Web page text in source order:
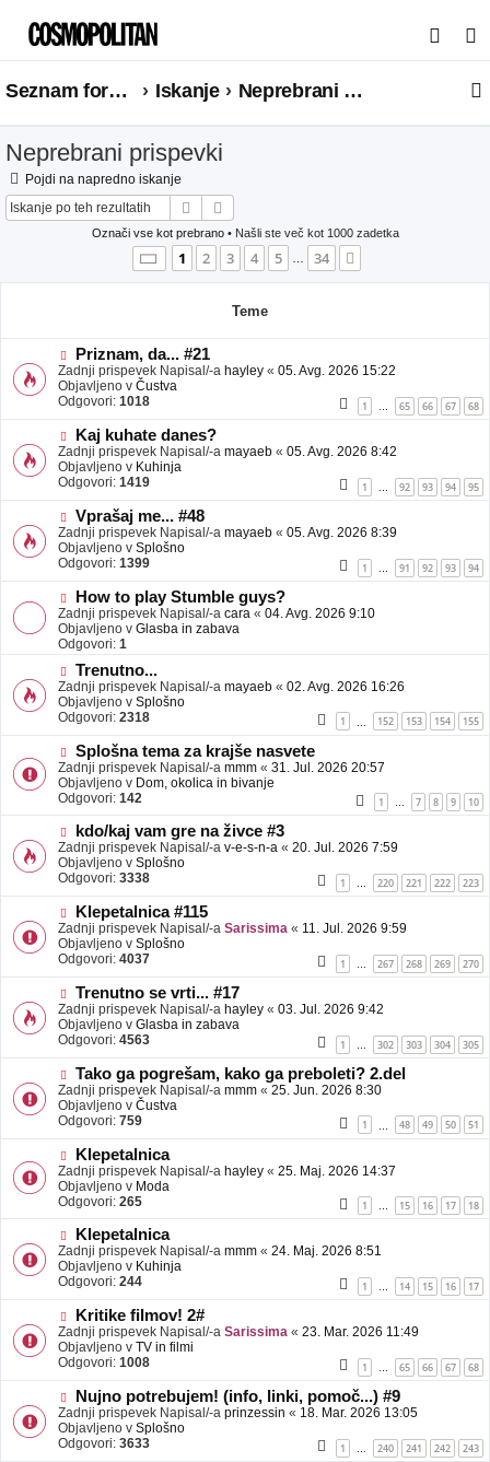
s
a
Seznam forumov Iskanje Neprebrani prispevki
Neprebrani prispevki
Pojdi na napredno iskanje
Iskanje
Označi vse kot prebrano• Našli ste več kot 1000 zadetka
Stran 1od34
1 2 3 4 5 … 34
Teme
N
o
v
e
b
a
v
e
Priznam, da... #21
Zadnji prispevek Napisal/-a hayley « 05. Avg. 2026 15:22
Objavljeno v Čustva
Odgovori: 1018 1 … 65 66 67 68
N
o
v
e
b
a
v
e
Kaj kuhate danes?
Zadnji prispevek Napisal/-a mayaeb « 05. Avg. 2026 8:42
Objavljeno v Kuhinja
Odgovori: 1419 1 … 92 93 94 95
N
o
v
e
b
a
v
e
Vprašaj me... #48
Zadnji prispevek Napisal/-a mayaeb « 05. Avg. 2026 8:39
Objavljeno v Splošno
Odgovori: 1399 1 91 92 93 94
N
o
v
e
o
b
j
a
v
e
How to play Stumble guys?
Zadnji prispevek Napisal/-a cara « 04. Avg. 2026 9:10
Objavljeno v Glasba in zabava
Odgovori: 1
N
o
v
e
o
b
a
v
e
Trenutno...
Zadnji prispevek Napisal/-a mayaeb « 02. Avg. 2026 16:26
Objavljeno v Splošno
Odgovori: 2318 1 152 153 154 155
N
o
v
e
o
b
a
v
e
Splošna tema za krajše nasvete
Zadnji prispevek Napisal/-a mmm « 31. Jul. 2026 20:57
Objavljeno v Dom, okolica in bivanje
Odgovori: 142 1 … 7 8 9 10
N
o
v
e
b
a
v
e
kdo/kaj vam gre na živce #3
Zadnji prispevek Napisal/-a v-e-s-n-a « 20. Jul. 2026 7:59
Objavljeno v Splošno
Odgovori: 3338 1 … 220 221 222 223
N
o
v
e
b
a
v
e
Klepetalnica #115
Zadnji prispevek Napisal/-a Sarissima « 11. Jul. 2026 9:59
Objavljeno v Splošno
Odgovori: 4037 1 … 267 268 269 270
N
o
v
e
b
a
v
e
Trenutno se vrti... #17
Zadnji prispevek Napisal/-a hayley « 03. Jul. 2026 9:42
Objavljeno v Glasba in zabava
Odgovori: 4563 1 302 303 304 305
N
o
v
e
o
b
a
v
e
Tako ga pogrešam, kako ga preboleti? 2.del
Zadnji prispevek Napisal/-a mmm « 25. Jun. 2026 8:30
Objavljeno v Čustva
Odgovori: 759 1 48 49 50 51
N
o
v
e
o
b
a
v
e
Klepetalnica
Zadnji prispevek Napisal/-a hayley « 25. Maj. 2026 14:37
Objavljeno v Moda
Odgovori: 265 1 … 15 16 17 18
N
o
v
e
b
a
v
e
Klepetalnica
Zadnji prispevek Napisal/-a mmm « 24. Maj. 2026 8:51
Objavljeno v Kuhinja
Odgovori: 244 1 … 14 15 16 17
N
o
v
e
b
a
v
e
Kritike filmov! 2#
Zadnji prispevek Napisal/-a Sarissima « 23. Mar. 2026 11:49
Objavljeno v TV in filmi
Odgovori: 1008 1 … 65 66 67 68
N
o
v
e
Nujno potrebujem! (info, linki, pomoč...) #9
Zadnji prispevek Napisal/-a prinzessin « 18. Mar. 2026 13:05
Objavljeno v Splošno
Odgovori: 3633 1 240 241 242 243